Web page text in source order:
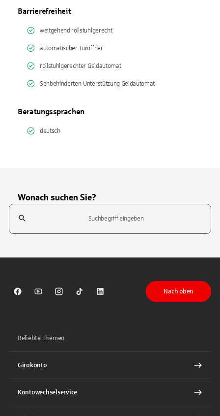
Barrierefreiheit
weitgehend rollstuhlgerecht
automatischer Türöffner
rollstuhlgerechter Geldautomat
Sehbehinderten-Unterstützung Geldautomat
Beratungssprachen
deutsch
Wonach suchen Sie?
Suchfeld
Sparkasse auf Facebook
Sparkasse auf Youtube
Sparkasse auf Instagram
Sparkasse auf TikTok
Sparkasse auf LinkedIn
Nach oben
Beliebte Themen
Girokonto
Kontowechselservice